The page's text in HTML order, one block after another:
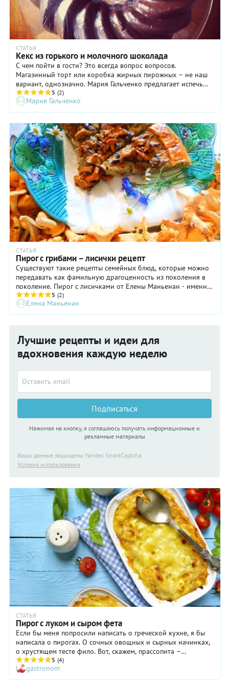
СТАТЬЯ
Кекс из горького и молочного шоколада
С чем пойти в гости? Это всегда вопрос вопросов.
Магазинный торт или коробка жирных пирожных – не наш
вариант, однозначно. Мария Гальченко предлагает испечь
шоколадный кекс.
5 (2)
Мария Гальченко
СТАТЬЯ
Пирог с грибами – лисички рецепт
Существуют такие рецепты семейных блюд, которые можно
передавать как фамильную драгоценность из поколения в
поколение. Пирог с лисичками от Елены Маньенан - именно
такое семейное достояние.
5 (2)
Елена Маньенан
Лучшие рецепты и идеи для
вдохновения каждую неделю
Подписаться
Нажимая на кнопку, я соглашаюсь получать информационные и
рекламные материалы
Ваши данные защищены Yandex SmartCaptcha
Условия использования
СТАТЬЯ
Пирог с луком и сыром фета
Если бы меня попросили написать о греческой кухне, я бы
написала о пирогах. О сочных овощных и сырных начинках,
о хрустящем тесте фило. Вот, скажем, прассопита –
традиционный пирог с пореем и сыром фета (иногда с
добавлением картофеля) с северо-запада Греции. Много
хорошего можно о нем сказать.
5 (4)
gastronom